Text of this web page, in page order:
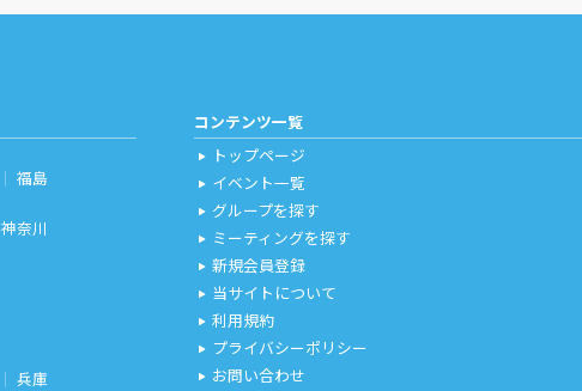
福島
神奈川
兵庫
コンテンツ一覧
play_arrow トップページ
play_arrow イベント一覧
play_arrow グループを探す
play_arrow ミーティングを探す
play_arrow 新規会員登録
play_arrow 当サイトについて
play_arrow 利用規約
play_arrow プライバシーポリシー
play_arrow お問い合わせ